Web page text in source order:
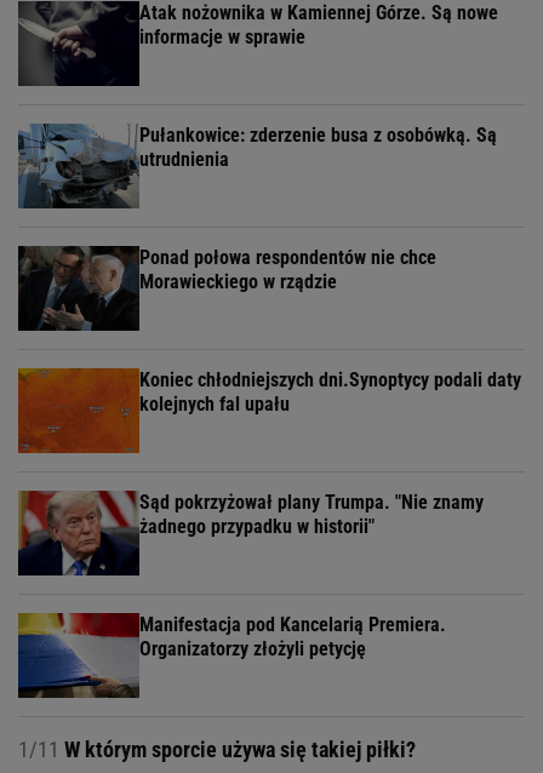
Atak nożownika w Kamiennej Górze. Są nowe
informacje w sprawie
Pułankowice: zderzenie busa z osobówką. Są
utrudnienia
Ponad połowa respondentów nie chce
Morawieckiego w rządzie
Koniec chłodniejszych dni.Synoptycy podali daty
kolejnych fal upału
Sąd pokrzyżował plany Trumpa. "Nie znamy
żadnego przypadku w historii"
Manifestacja pod Kancelarią Premiera.
Organizatorzy złożyli petycję
1/11 W którym sporcie używa się takiej piłki?